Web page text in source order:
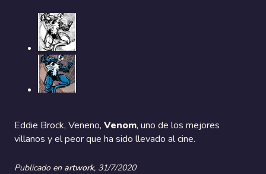
Eddie Brock, Veneno, Venom, uno de los mejores
villanos y el peor que ha sido llevado al cine.
Publicado en artwork, 31/7/2020